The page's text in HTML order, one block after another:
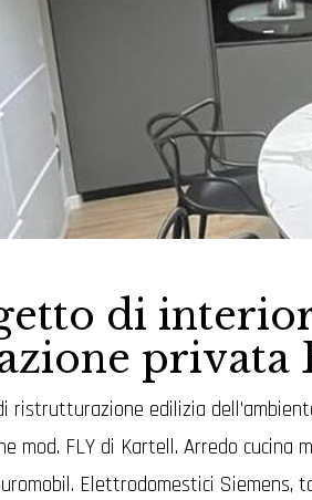
di
privata
ristrutturazione edilizia
mod. FLY di Kartell. Arredo cucina
Elettrodomestici Siemens,